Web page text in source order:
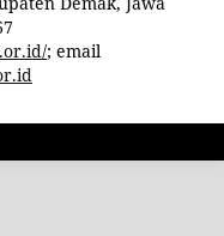
; email